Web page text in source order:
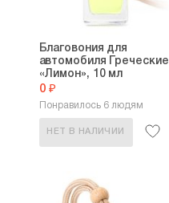
Благовония для
автомобиля Греческие
«Лимон», 10 мл
0 ₽
Понравилось 6 людям
НЕТ В НАЛИЧИИ